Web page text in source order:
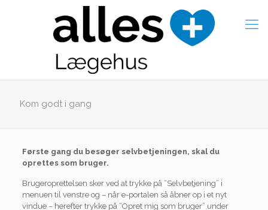
Kom godt i gang
Første gang du besøger selvbetjeningen, skal du
oprettes som bruger.
Brugeroprettelsen sker ved at trykke på “Selvbetjening” i
menuen til venstre og – når e-portalen så åbner op i et nyt
vindue – herefter trykke på “Opret mig som bruger” under